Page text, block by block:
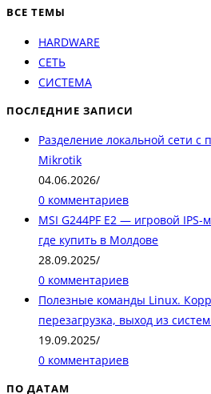
ВСЕ ТЕМЫ
HARDWARE
СЕТЬ
СИСТЕМА
ПОСЛЕДНИЕ ЗАПИСИ
Разделение локальной сети
Mikrotik
04.06.2026/
0 комментариев
MSI G244PF E2 — игровой
где купить в Молдове
28.09.2025/
0 комментариев
Полезные команды Linux.
перезагрузка, выход из
19.09.2025/
0 комментариев
ПО ДАТАМ